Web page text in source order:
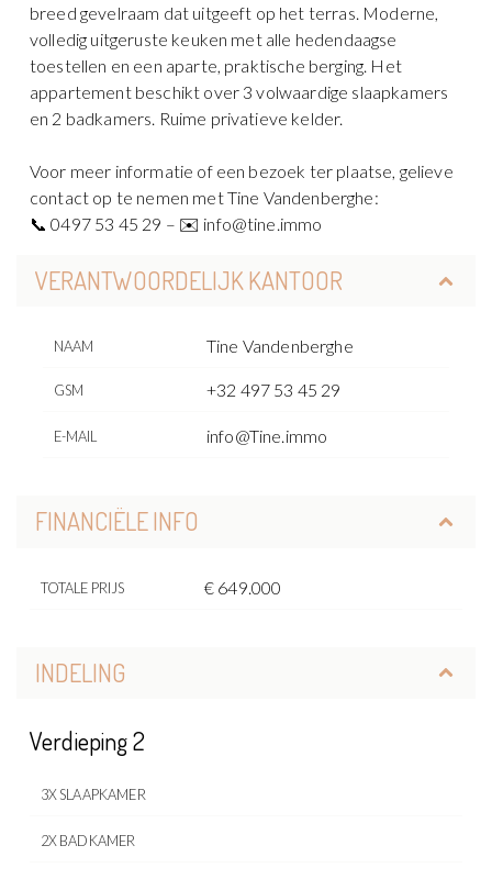
breed gevelraam dat uitgeeft op het terras. Moderne,
volledig uitgeruste keuken met alle hedendaagse
toestellen en een aparte, praktische berging. Het
appartement beschikt over 3 volwaardige slaapkamers
en 2 badkamers. Ruime privatieve kelder.
Voor meer informatie of een bezoek ter plaatse, gelieve
contact op te nemen met Tine Vandenberghe:
📞 0497 53 45 29 – ✉️ info@tine.immo
VERANTWOORDELIJK KANTOOR
NAAM Tine Vandenberghe
GSM +32 497 53 45 29
E-MAIL info@Tine.immo
FINANCIËLE INFO
TOTALE PRIJS € 649.000
INDELING
Verdieping 2
3X SLAAPKAMER
2X BADKAMER